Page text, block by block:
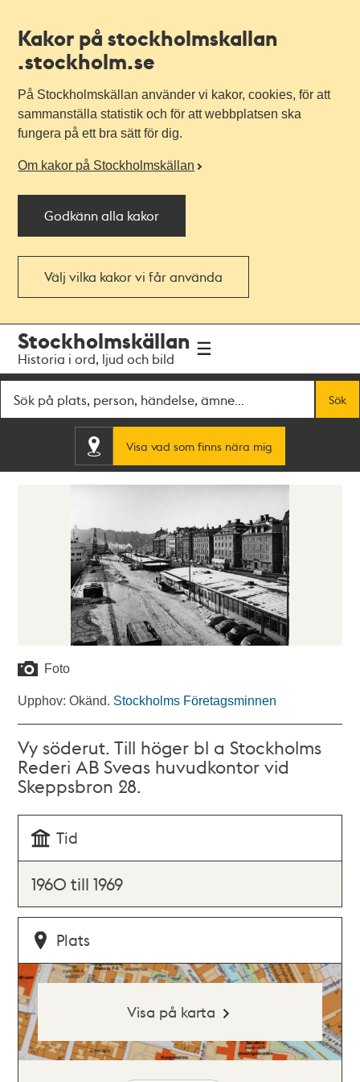
Kakor på stockholmskallan
.stockholm.se
På Stockholmskällan använder vi kakor, cookies, för att
sammanställa statistik och för att webbplatsen ska
fungera på ett bra sätt för dig.
Om kakor på Stockholmskällan
Godkänn alla kakor
Välj vilka kakor vi får använda
navigationen
huvudinnehållet
Stockholmskällan
Historia i ord, ljud och bild
Sök
Visa vad som finns nära mig
Foto
Upphov: Okänd. Stockholms Företagsminnen
Vy söderut. Till höger bl a Stockholms
Rederi AB Sveas huvudkontor vid
Skeppsbron 28.
Tid
1960 till 1969
Plats
Visa på karta